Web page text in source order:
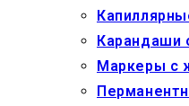
Карандаши
Маркеры c